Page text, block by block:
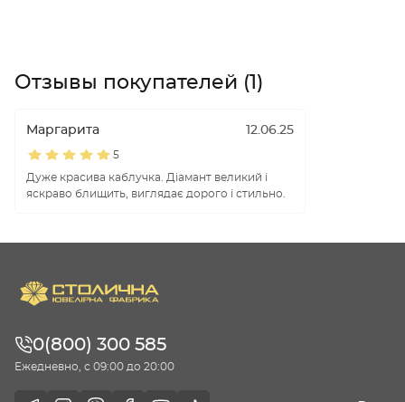
Отзывы покупателей (1)
Маргарита 12.06.25
5
Дуже красива каблучка. Діамант великий і
яскраво блищить, виглядає дорого і стильно.
0(800) 300 585
Ежедневно, с 09:00 до 20:00